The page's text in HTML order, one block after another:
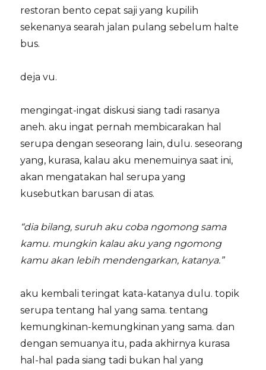
restoran bento cepat saji yang kupilih
sekenanya searah jalan pulang sebelum halte
bus.
deja vu.
mengingat-ingat diskusi siang tadi rasanya
aneh. aku ingat pernah membicarakan hal
serupa dengan seseorang lain, dulu. seseorang
yang, kurasa, kalau aku menemuinya saat ini,
akan mengatakan hal serupa yang
kusebutkan barusan di atas.
“dia bilang, suruh aku coba ngomong sama
kamu. mungkin kalau aku yang ngomong
kamu akan lebih mendengarkan, katanya.”
aku kembali teringat kata-katanya dulu. topik
serupa tentang hal yang sama. tentang
kemungkinan-kemungkinan yang sama. dan
dengan semuanya itu, pada akhirnya kurasa
hal-hal pada siang tadi bukan hal yang